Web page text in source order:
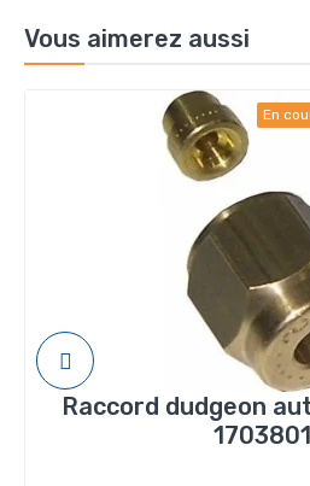
Vous aimerez aussi
En
Raccord dudgeon